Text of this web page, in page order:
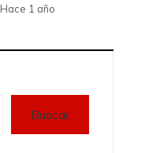
Hace 1 año
Buscar